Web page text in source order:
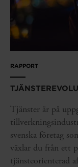
RAPPORT
Tjänster är på
svenska företag
växlar du från ett
tjänsteorienterad